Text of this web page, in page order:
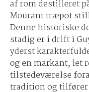
af rom destilleret
Mourant træpot
Denne historiske
stadig er i drift i
yderst
og en markant, let
tilstedeværelse
tradition og